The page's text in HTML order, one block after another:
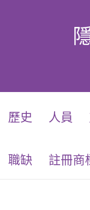
歷史 人員
職缺 註冊商